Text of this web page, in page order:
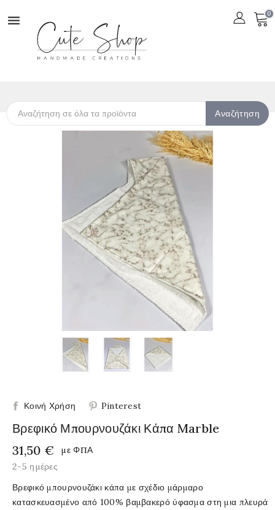
 0
Αναζήτηση
Κοινή Χρήση Pinterest
Βρεφικό Μπουρνουζάκι Κάπα Marble
31,50 €
με ΦΠΑ
2-5 ημέρες
Βρεφικό μπουρνουζάκι κάπα με σχέδιο μάρμαρο
κατασκευασμένο από 100% βαμβακερό ύφασμα στη μια πλευρά